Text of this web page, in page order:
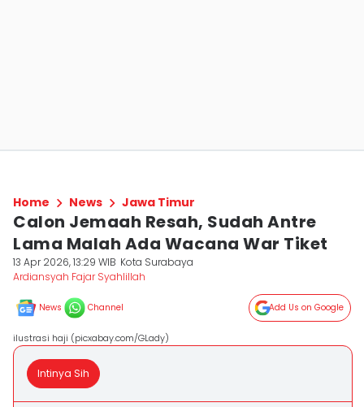
Home News Jawa Timur
Calon Jemaah Resah, Sudah Antre
Lama Malah Ada Wacana War Tiket
13 Apr 2026, 13:29 WIB Kota Surabaya
Ardiansyah Fajar Syahlillah
News Channel Add Us on Google
ilustrasi haji (picxabay.com/GLady)
Intinya Sih